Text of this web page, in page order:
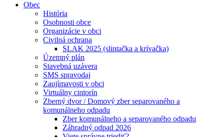
Obec
História
Osobnosti obce
Organizácie v obci
Civilná ochrana
SLAK 2025 (slintačka a krívačka)
Územný plán
Stavebná uzávera
SMS spravodaj
Zaujímavosti v obci
Virtuálny cintorín
Zberný dvor / Domový zber separovaného a
komunálneho odpadu
Zber komunálneho a separovaného odpadu
Záhradný odpad 2026